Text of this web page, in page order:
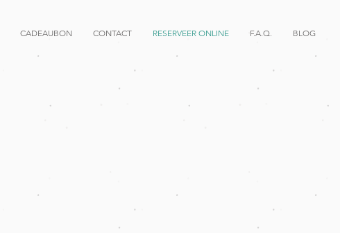
CADEAUBON CONTACT RESERVEER ONLINE F.A.Q. BLOG